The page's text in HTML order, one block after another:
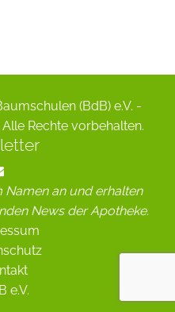
(BdB) e.V. -
Rechte vorbehalten.
Namen an und erhalten
News der Apotheke.
e.V.